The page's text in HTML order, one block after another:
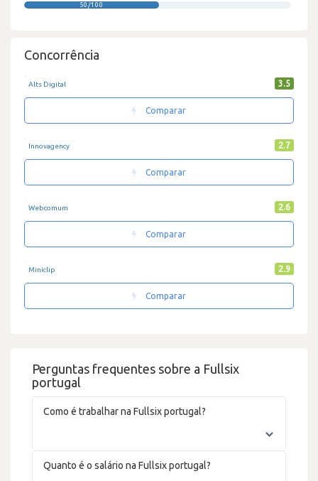
Perguntas frequentes sobre a Fullsix
portugal
Como é trabalhar na Fullsix portugal?
Quanto é o salário na Fullsix portugal?
50/100
Concorrência
Alts Digital 3.5
Comparar
Innovagency 2.7
Comparar
Webcomum 2.6
Comparar
Miniclip 2.9
Comparar